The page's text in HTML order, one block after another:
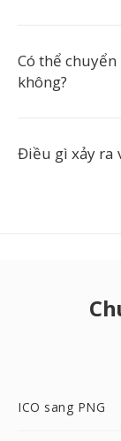
Có thể
không?
Điều gì xảy ra
ICO sang PNG